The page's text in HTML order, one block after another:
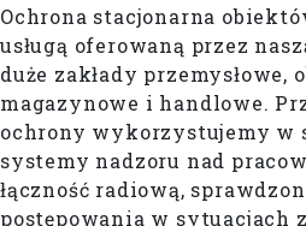
Ochrona stacjonarna
usługą oferowaną przez
duże zakłady przemysłowe,
magazynowe i handlowe.
ochrony wykorzystujemy w
systemy nadzoru nad
łączność radiową,
postępowania w sytuacjach